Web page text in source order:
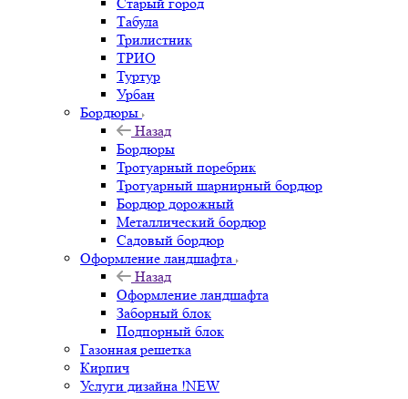
Табула
Трилистник
ТРИО
Туртур
Урбан
Бордюры
Назад
Бордюры
Тротуарный поребрик
Тротуарный шарнирный бордюр
Бордюр дорожный
Металлический бордюр
Садовый бордюр
Оформление ландшафта
Назад
Оформление ландшафта
Заборный блок
Подпорный блок
Газонная решетка
Кирпич
Услуги дизайна !NEW